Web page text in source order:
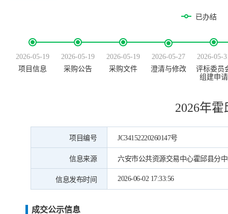
已办结
2026-05-19
项目信息
2026-05-19
采购公告
2026-05-19
采购文件
2026-05-27
澄清与修改
2026-05-
评标委员
组建申请
2026年
项目编号 JC34152220260147号
信息来源 六安市公共资源交易中心霍邱县分
信息发布时间 2026-06-02 17:33:56
成交公示信息